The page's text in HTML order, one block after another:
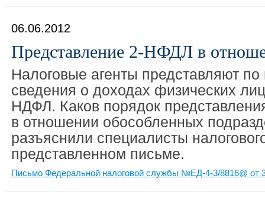
06.06.2012
Представление 2-НФДЛ в
Налоговые агенты представляют по
сведения о доходах физических
НДФЛ. Каков порядок
в отношении обособленных
разъяснили специалисты
представленном письме.
Письмо Федеральной налоговой службы №ЕД-4-3/8816@ от